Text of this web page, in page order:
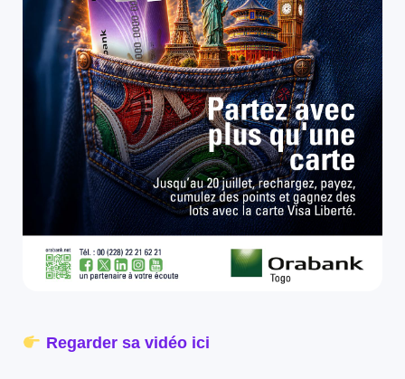
Regarder sa vidéo ici